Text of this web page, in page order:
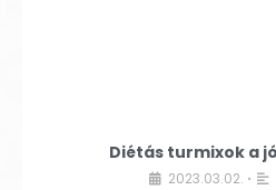
Diétás turmixok a
2023.03.02. •